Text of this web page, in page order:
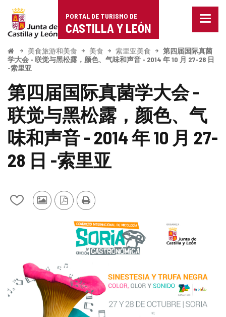
Portal
de
Turismo
de
Castilla
León
PORTAL DE TURISMO DE
CASTILLA Y LEÓN
菜
关
闭。
选
项
开
始
美食旅游和美食 美食 索里亚美食
第四届国际真菌
学大会 - 联觉与黑松露，颜色、气味和声音 - 2014 年 10 月 27-28 日
-索里亚
第四届国际真菌学大会 -
联觉与黑松露，颜色、气
味和声音 - 2014 年 10 月 27-
28 日 -索里亚
从
中
添
加/
其
片
PDF
打